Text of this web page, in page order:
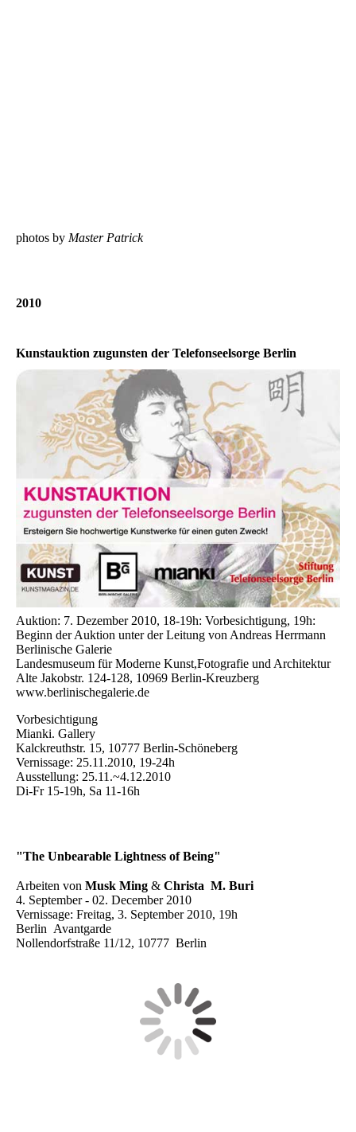
photos by Master Patrick
2010
Kunstauktion zugunsten der Telefonseelsorge Berlin
Auktion: 7. Dezember 2010, 18-19h: Vorbesichtigung, 19h:
Beginn der Auktion unter der Leitung von Andreas Herrmann
Berlinische Galerie
Landesmuseum für Moderne Kunst,Fotografie und Architektur
Alte Jakobstr. 124-128, 10969 Berlin-Kreuzberg
www.berlinischegalerie.de
Vorbesichtigung
Mianki. Gallery
Kalckreuthstr. 15, 10777 Berlin-Schöneberg
Vernissage: 25.11.2010, 19-24h
Ausstellung: 25.11.~4.12.2010
Di-Fr 15-19h, Sa 11-16h
"The Unbearable Lightness of Being"
Arbeiten von Musk Ming & Christa M. Buri
4. September - 02. December 2010
Vernissage: Freitag, 3. September 2010, 19h
Berlin Avantgarde
Nollendorfstraße 11/12, 10777 Berlin